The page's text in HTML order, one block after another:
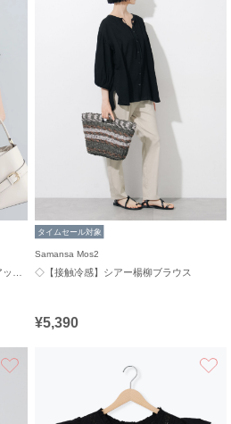
タイムセール対象
Samansa Mos2
◇【接触冷感】シアー楊柳ブラウス
¥5,390